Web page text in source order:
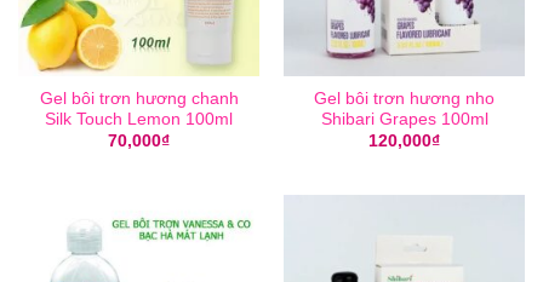
Gel bôi trơn hương chanh
Silk Touch Lemon 100ml
70,000₫
Gel bôi trơn hương nho
Shibari Grapes 100ml
120,000₫